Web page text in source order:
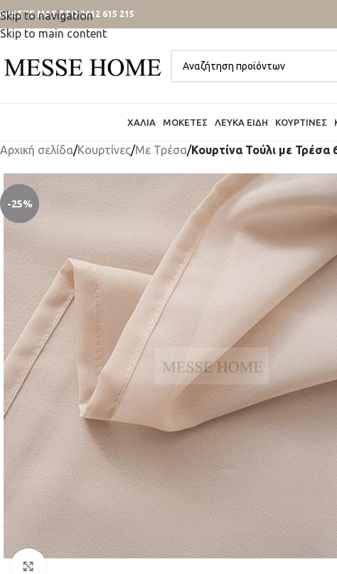
Skip to navigation
Skip to main content
ΜΑΣ ΣΤΟ 2612 615 215
ΧΑΛΙΆ ΜΟΚΈΤΕΣ ΛΕΥΚΆ ΕΊΔΗ ΚΟΥΡΤΊΝΕΣ
Αρχική σελίδα/Κουρτίνες/Mε Τρέσα/Κουρτίνα Τούλι με Τρέσα
-25%